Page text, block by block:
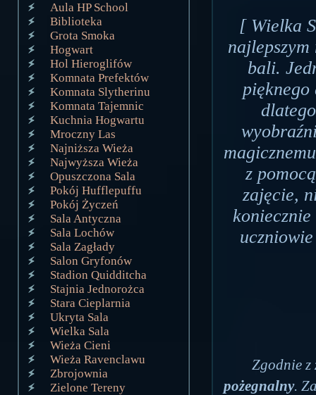
Aula HP School
Biblioteka
Grota Smoka
Hogwart
Hol Hieroglifów
Komnata Prefektów
Komnata Slytherinu
Komnata Tajemnic
Kuchnia Hogwartu
Mroczny Las
Najniższa Wieża
Najwyższa Wieża
Opuszczona Sala
Pokój Hufflepuffu
Pokój Życzeń
Sala Antyczna
Sala Lochów
Sala Zagłady
Salon Gryfonów
Stadion Quidditcha
Stajnia Jednorożca
Stara Cieplarnia
Ukryta Sala
Wielka Sala
Wieża Cieni
Wieża Ravenclawu
Zbrojownia
Zielone Tereny
[ Wielka
bali.
pięknego
z
zajęcie,
Zgodnie
pożegnalny.